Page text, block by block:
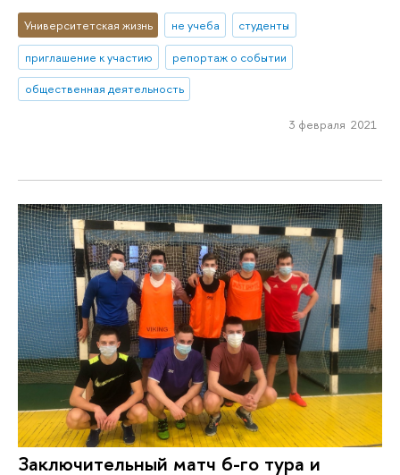
Университетская жизнь не учеба
студенты
приглашение к участию
репортаж о событии
общественная деятельность
3 февраля 2021
Заключительный матч 6-го тура и